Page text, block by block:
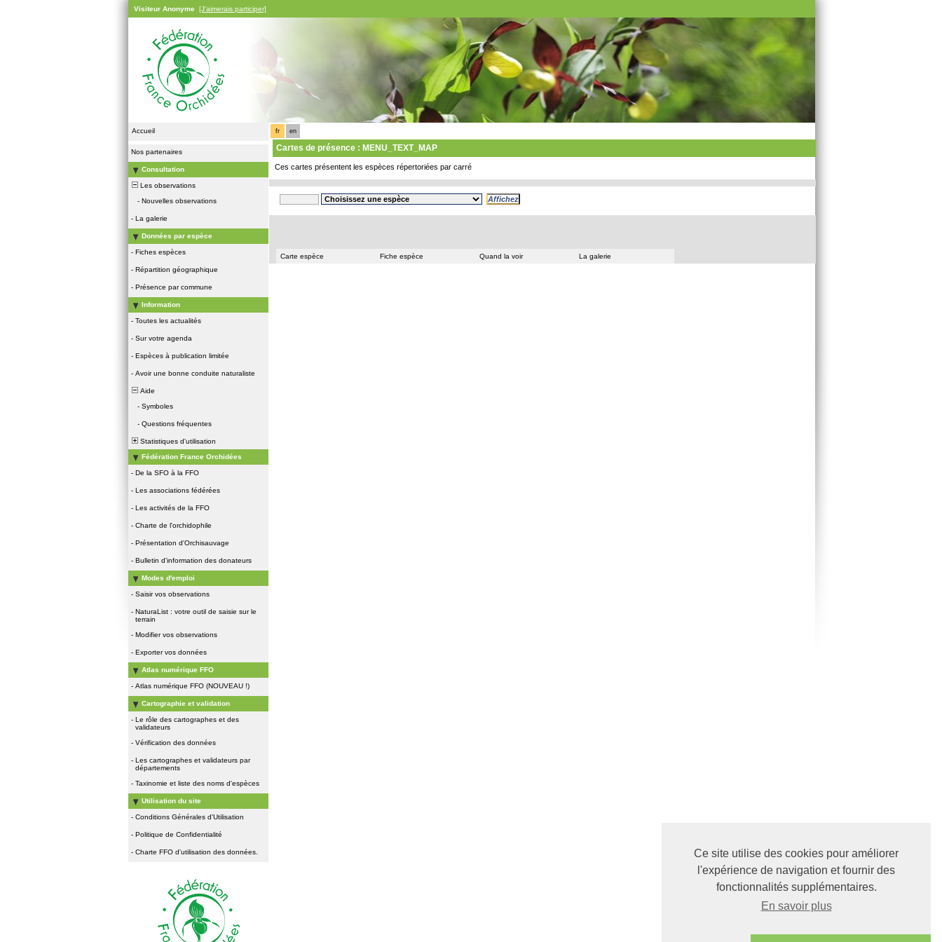
Ce site utilise des cookies pour améliorer
l'expérience de navigation et fournir des
fonctionnalités supplémentaires.
En savoir plus
Visiteur Anonyme [J'aimerais participer]
Accueil
Nos partenaires
Consultation
Les observations
- Nouvelles observations
- La galerie
Données par espèce
- Fiches espèces
- Répartition géographique
- Présence par commune
Information
- Toutes les actualités
- Sur votre agenda
- Espèces à publication limitée
- Avoir une bonne conduite naturaliste
Aide
- Symboles
- Questions fréquentes
Statistiques d'utilisation
Fédération France Orchidées
- De la SFO à la FFO
- Les associations fédérées
- Les activités de la FFO
- Charte de l'orchidophile
- Présentation d'Orchisauvage
- Bulletin d'information des donateurs
Modes d'emploi
- Saisir vos observations
- NaturaList : votre outil de saisie sur le
terrain
- Modifier vos observations
- Exporter vos données
Atlas numérique FFO
- Atlas numérique FFO (NOUVEAU !)
Cartographie et validation
- Le rôle des cartographes et des
validateurs
- Vérification des données
- Les cartographes et validateurs par
départements
- Taxinomie et liste des noms d'espèces
Utilisation du site
- Conditions Générales d'Utilisation
- Politique de Confidentialité
- Charte FFO d'utilisation des données.
fr en
Cartes de présence : MENU_TEXT_MAP
Ces cartes présentent les espèces répertoriées par carré
Carte espèce Fiche espèce Quand la voir La galerie